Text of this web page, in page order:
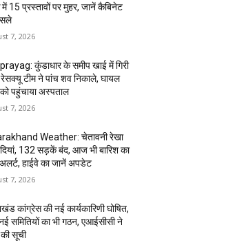
15 प्रस्तावों पर मुहर, जानें कैबिनेट
7, 2026
कुंडाधार के समीप खाई में गिरी
रेसक्यू टीम ने पांच शव निकाले, घायल
पहुंचाया अस्पताल
7, 2026
Weather: चेतावनी रेखा
132 सड़कें बंद, आज भी बारिश का
हाईवे का जानें अपडेट
7, 2026
कांग्रेस की नई कार्यकारिणी घोषित,
समितियों का भी गठन, एआईसीसी ने
की सूची